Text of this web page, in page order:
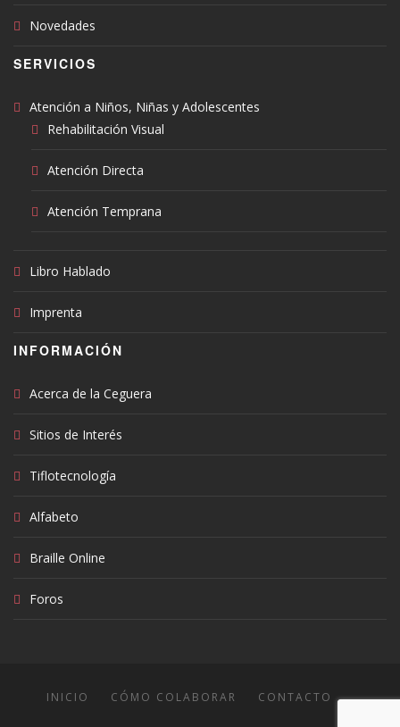
Novedades
SERVICIOS
Atención a Niños, Niñas y Adolescentes
Rehabilitación Visual
Atención Directa
Atención Temprana
Libro Hablado
Imprenta
INFORMACIÓN
Acerca de la Ceguera
Sitios de Interés
Tiflotecnología
Alfabeto
Braille Online
Foros
INICIO CÓMO COLABORAR CONTACTO